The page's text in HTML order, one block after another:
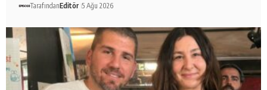
TarafındanEditör 5 Ağu 2026